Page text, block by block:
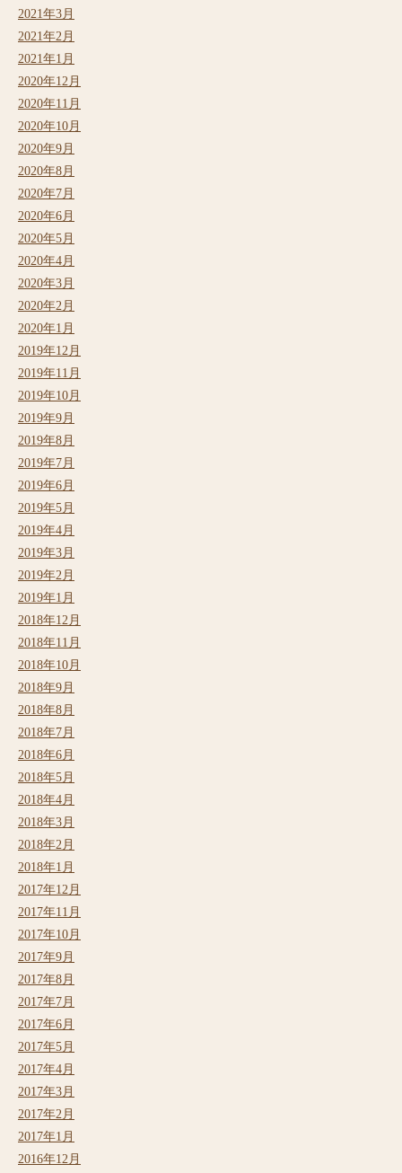
2021年3月
2021年2月
2021年1月
2020年12月
2020年11月
2020年10月
2020年9月
2020年8月
2020年7月
2020年6月
2020年5月
2020年4月
2020年3月
2020年2月
2020年1月
2019年12月
2019年11月
2019年10月
2019年9月
2019年8月
2019年7月
2019年6月
2019年5月
2019年4月
2019年3月
2019年2月
2019年1月
2018年12月
2018年11月
2018年10月
2018年9月
2018年8月
2018年7月
2018年6月
2018年5月
2018年4月
2018年3月
2018年2月
2018年1月
2017年12月
2017年11月
2017年10月
2017年9月
2017年8月
2017年7月
2017年6月
2017年5月
2017年4月
2017年3月
2017年2月
2017年1月
2016年12月